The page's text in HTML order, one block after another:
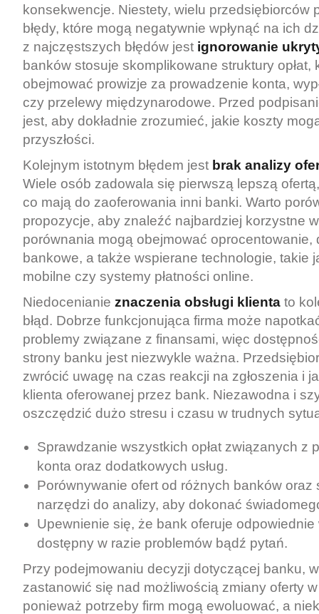
konsekwencje. Niestety, wielu przedsiębiorców
błędy, które mogą negatywnie wpłynąć na ich
z najczęstszych błędów jest ignorowanie
banków stosuje skomplikowane struktury opłat,
obejmować prowizje za prowadzenie konta,
czy przelewy międzynarodowe. Przed
jest, aby dokładnie zrozumieć, jakie koszty
przyszłości.
Kolejnym istotnym błędem jest brak analizy
Wiele osób zadowala się pierwszą lepszą
co mają do zaoferowania inni banki. Warto
propozycje, aby znaleźć najbardziej korzystne
porównania mogą obejmować oprocentowanie,
bankowe, a także wspierane technologie, takie
mobilne czy systemy płatności online.
Niedocenianie znaczenia obsługi klienta to
błąd. Dobrze funkcjonująca firma może
problemy związane z finansami, więc
strony banku jest niezwykle ważna.
zwrócić uwagę na czas reakcji na zgłoszenia i
klienta oferowanej przez bank. Niezawodna i
oszczędzić dużo stresu i czasu w trudnych
Sprawdzanie wszystkich opłat związanych z
konta oraz dodatkowych usług.
Porównywanie ofert od różnych banków oraz
narzędzi do analizy, aby dokonać
Upewnienie się, że bank oferuje odpowiednie
dostępny w razie problemów bądź pytań.
Przy podejmowaniu decyzji dotyczącej banku,
zastanowić się nad możliwością zmiany oferty w
ponieważ potrzeby firm mogą ewoluować, a